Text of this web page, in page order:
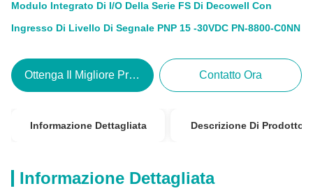
Modulo Integrato Di I/O Della Serie FS Di Decowell Con
Ingresso Di Livello Di Segnale PNP 15 -30VDC PN-8800-C0NN
Ottenga Il Migliore Prezzo Contatto Ora
Informazione Dettagliata Descrizione Di Prodotto
Informazione Dettagliata